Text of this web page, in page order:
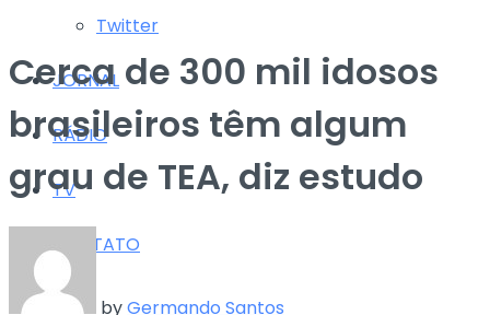
Twitter
JORNAL
RÁDIO
TV
CONTATO
Cerca de 300 mil idosos
brasileiros têm algum
grau de TEA, diz estudo
byGermando Santos